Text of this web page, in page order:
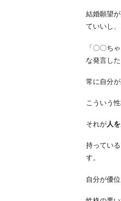
結婚願望
ていいし
「〇〇ち
な発言し
常に自分
こういう
それが人
持ってい
す。
自分が優